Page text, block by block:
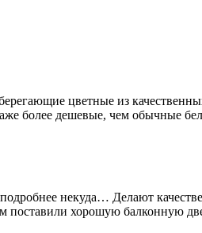
цветные из
более дешевые, чем обычные
некуда… Делают
поставили хорошую балконную